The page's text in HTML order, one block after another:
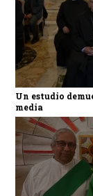
Un estudio
media